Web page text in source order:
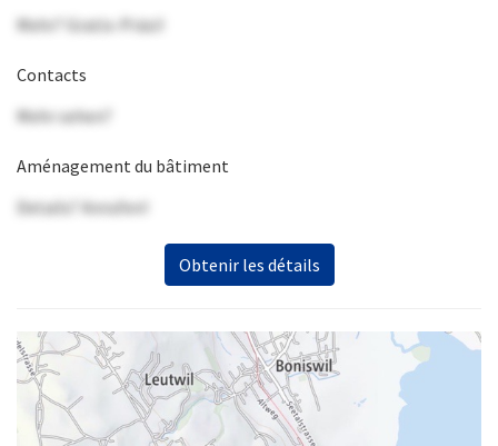
Mehr? Gratis-Präsi!
Contacts
Mehr sehen?
Aménagement du bâtiment
Details? Anrufen!
Obtenir les détails